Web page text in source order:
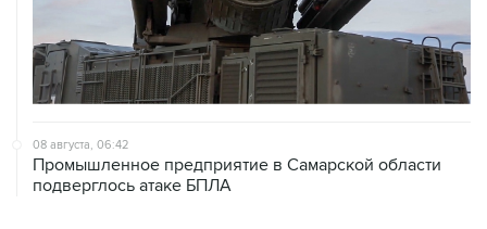
08 августа, 06:42
Промышленное предприятие в Самарской области
подверглось атаке БПЛА